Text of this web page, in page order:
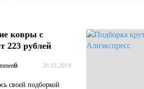
ковры с
223 рублей
0 29.12.2019
своей подборкой